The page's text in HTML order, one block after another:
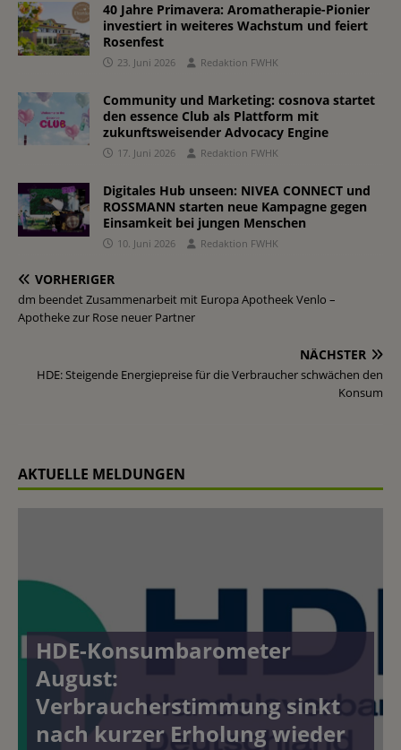
40 Jahre Primavera: Aromatherapie-Pionier
investiert in weiteres Wachstum und feiert
Rosenfest
23. Juni 2026 Redaktion FWHK
Community und Marketing: cosnova startet
den essence Club als Plattform mit
zukunftsweisender Advocacy Engine
17. Juni 2026 Redaktion FWHK
Digitales Hub unseen: NIVEA CONNECT und
ROSSMANN starten neue Kampagne gegen
Einsamkeit bei jungen Menschen
10. Juni 2026 Redaktion FWHK
VORHERIGER
dm beendet Zusammenarbeit mit Europa Apotheek Venlo –
Apotheke zur Rose neuer Partner
NÄCHSTER
HDE: Steigende Energiepreise für die Verbraucher schwächen den
Konsum
AKTUELLE MELDUNGEN
HDE-Konsumbarometer
August:
Verbraucherstimmung sinkt
nach kurzer Erholung wieder